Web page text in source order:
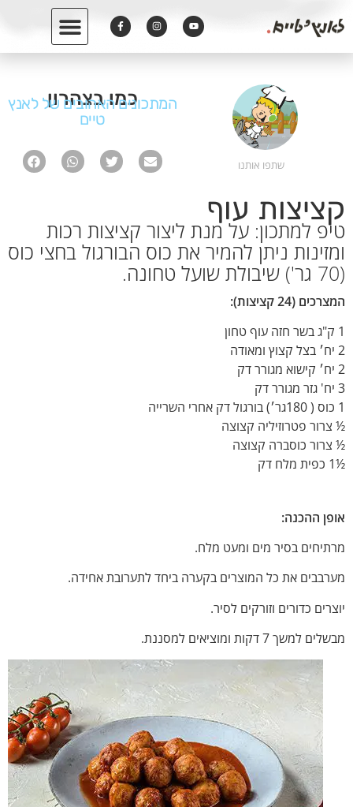
כמו בצהרון
המתכונים האהובים של לאנץ
טיים
שתפו אותנו
קציצות עוף
טיפ למתכון: על מנת ליצור קציצות רכות
ומזינות ניתן להמיר את כוס הבורגול בחצי כוס
(70 גר') שיבולת שועל טחונה.
המצרכים (24 קציצות):
1 ק"ג בשר חזה עוף טחון
2 יח׳ בצל קצוץ ומאודה
2 יח׳ קישוא מגורר דק
3 יח' גזר מגורר דק
1 כוס ( 180גר׳) בורגול דק אחרי השרייה
½ צרור פטרוזיליה קצוצה
½ צרור כוסברה קצוצה
½1 כפית מלח דק
אופן ההכנה:
מרתיחים בסיר מים ומעט מלח.
מערבבים את כל המוצרים בקערה ביחד לתערובת אחידה.
יוצרים כדורים וזורקים לסיר.
מבשלים למשך 7 דקות ומוציאים למסננת.